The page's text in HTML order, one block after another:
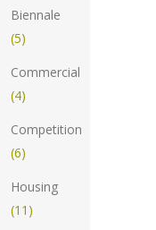
Biennale
(5)
Commercial
(4)
Competition
(6)
Housing
(11)